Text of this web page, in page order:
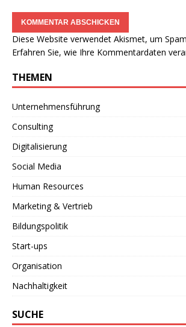
Diese Website verwendet Akismet, um
Erfahren Sie, wie Ihre Kommentardaten
THEMEN
Unternehmensführung
Consulting
Digitalisierung
Social Media
Human Resources
Marketing & Vertrieb
Bildungspolitik
Start-ups
Organisation
Nachhaltigkeit
SUCHE